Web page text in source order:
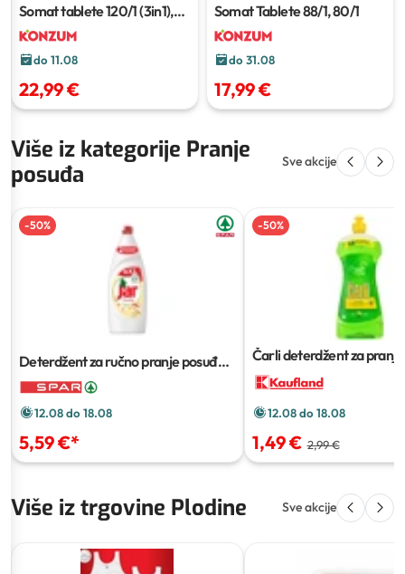
Somat tablete120/1 (3in1),
110/1 (4in1), 100/1 (5in1)
do 11.08
22,99 €
Somat Tablete88/1, 80/1
do 31.08
17,99 €
Više iz kategorije Pranje
posuđa
Sve akcije
-50%
Deterdžent za ručno pranje posuđa
Jar1,35 L
12.08 do 18.08
5,59 €*
-50%
Čarli deterdžent za
12.08 do 18.08
1,49 € 2,99 €
Više iz trgovine Plodine Sve akcije